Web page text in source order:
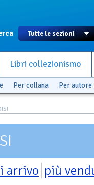
Libri collezionismo
Per collana Per autore
arrivo più